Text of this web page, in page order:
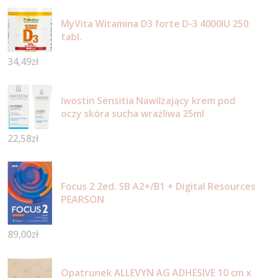
MyVita Witamina D3 forte D-3 4000IU 250
tabl.
34,49zł
Iwostin Sensitia Nawilżający krem pod
oczy skóra sucha wrażliwa 25ml
22,58zł
Focus 2 2ed. SB A2+/B1 + Digital Resources
PEARSON
89,00zł
Opatrunek ALLEVYN AG ADHESIVE 10 cm x